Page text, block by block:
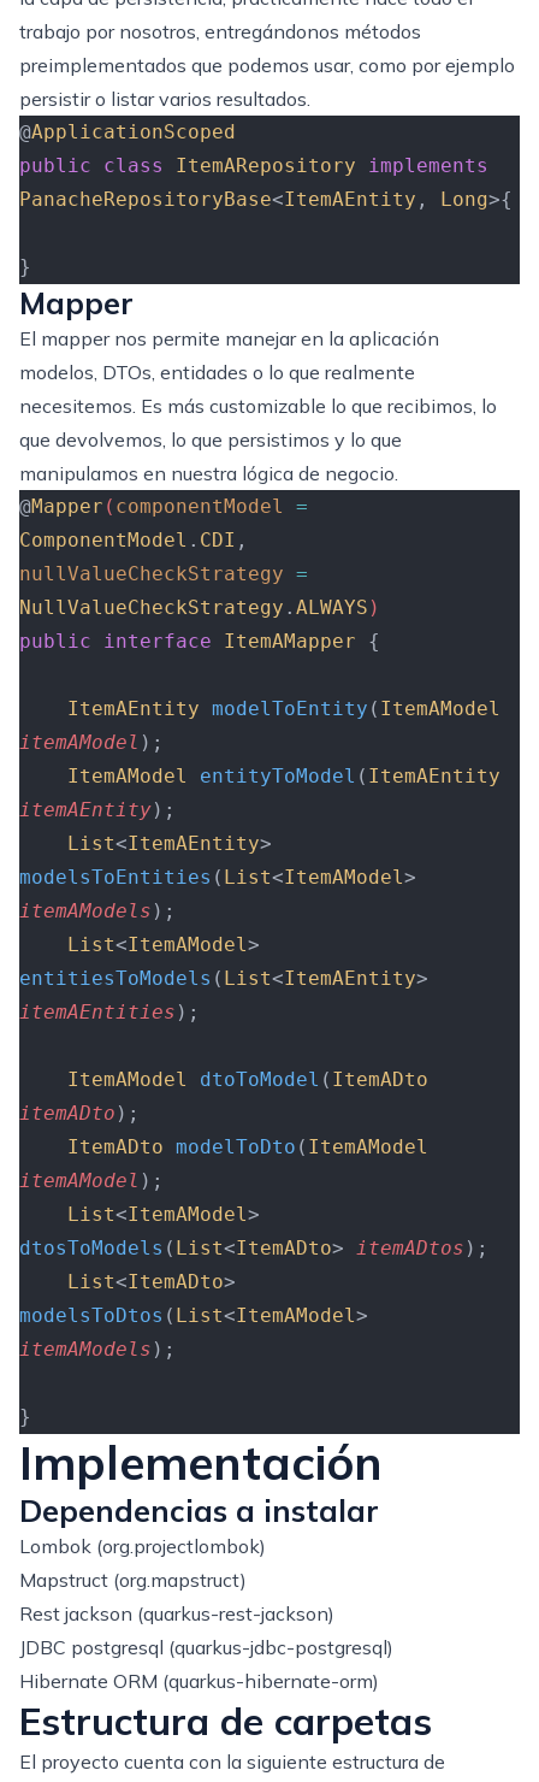
trabajo por nosotros, entregándonos métodos
preimplementados que podemos usar, como por ejemplo
persistir o listar varios resultados.
@ApplicationScoped
public class ItemARepository implements
PanacheRepositoryBase<ItemAEntity , Long>{
}
Mapper
El mapper nos permite manejar en la aplicación
modelos, DTOs, entidades o lo que realmente
necesitemos. Es más customizable lo que recibimos, lo
que devolvemos, lo que persistimos y lo que
manipulamos en nuestra lógica de negocio.
@Mapper ( componentModel
=
ComponentModel . CDI ,
nullValueCheckStrategy =
NullValueCheckStrategy . ALWAYS )
public interface ItemAMapper {
    ItemAEntity
modelToEntity ( ItemAModel
itemAModel );
    ItemAModel
entityToModel ( ItemAEntity
itemAEntity);
    List
<ItemAEntity>
modelsToEntities ( List<ItemAModel
itemAModels );
    List
<ItemAModel>
entitiesToModels ( List<ItemAEntity
itemAEntities );
    ItemAModel
dtoToModel ( ItemADto
itemADto );
    ItemADto
modelToDto ( ItemAModel
itemAModel );
    List
<ItemAModel>
dtosToModels ( List<ItemADto> itemADtos );
    List
<ItemADto>
modelsToDtos ( List<ItemAModel
itemAModels );
}
Implementación
Dependencias a instalar
Lombok (org.projectlombok)
Mapstruct (org.mapstruct)
Rest jackson (quarkus-rest-jackson)
JDBC postgresql (quarkus-jdbc-postgresql)
Hibernate ORM (quarkus-hibernate-orm)
Estructura de carpetas
El proyecto cuenta con la siguiente estructura de